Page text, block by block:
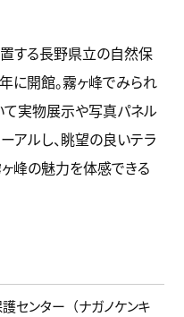
する長野県立の自然保
に開館。霧ヶ峰でみられ
て実物展示や写真パネル
アルし、眺望の良いテラ
峰の魅力を体感できる
センター
ナガノケンキ